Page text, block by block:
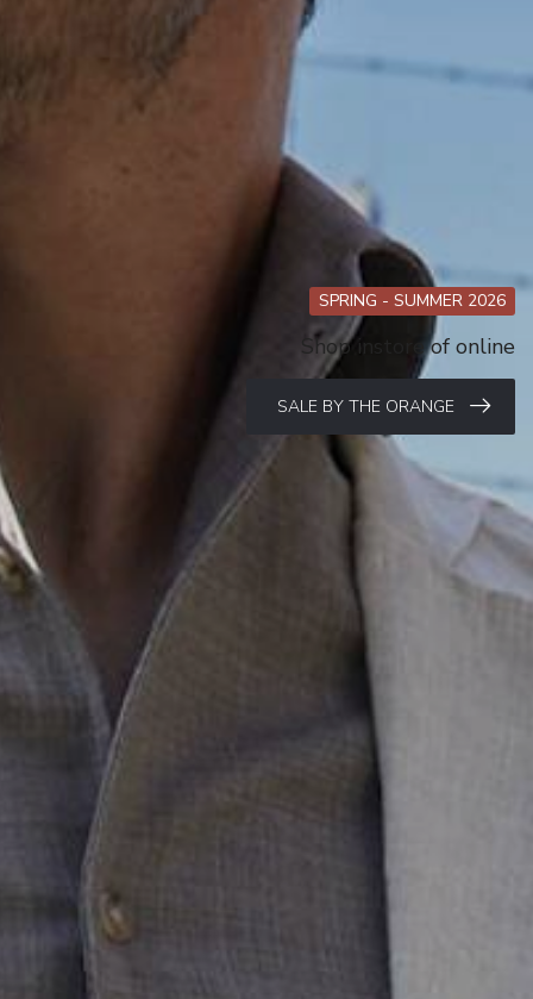
SPRING - SUMMER 2026
Shop instore of online
SALE BY THE ORANGE